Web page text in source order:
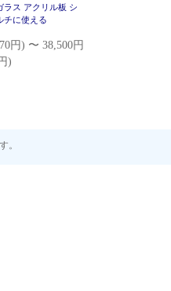
ラス アクリル板 シ
チに使える
円) 〜 38,500円
)
。